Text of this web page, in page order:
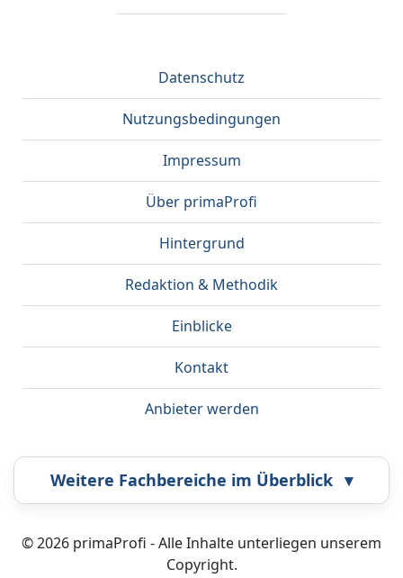
Datenschutz
Nutzungsbedingungen
Impressum
Über primaProfi
Hintergrund
Redaktion & Methodik
Einblicke
Kontakt
Anbieter werden
Weitere Fachbereiche im Überblick ▾
Airbrush Bestatter
© 2026 primaProfi - Alle Inhalte unterliegen unserem
Copyright.